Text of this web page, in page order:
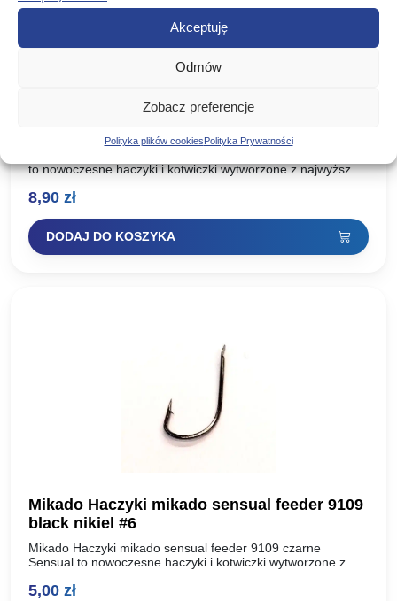
Akceptuję
Odmów
Zobacz preferencje
Polityka plików cookiesPolityka Prywatności
Mikado Haczyki mikado sensual ryusen
to nowoczesne haczyki i kotwiczki wytworzone z najwyższej
dwóch technologii ostrzenia: Mechanicznej…
8,90 zł
DODAJ DO KOSZYKA
Mikado Haczyki mikado sensual feeder 9109
black nikiel #6
Mikado Haczyki mikado sensual feeder 9109 czarne
Sensual to nowoczesne haczyki i kotwiczki wytworzone z
zastosowaniu dwóch technologii ostrzenia:…
5,00 zł